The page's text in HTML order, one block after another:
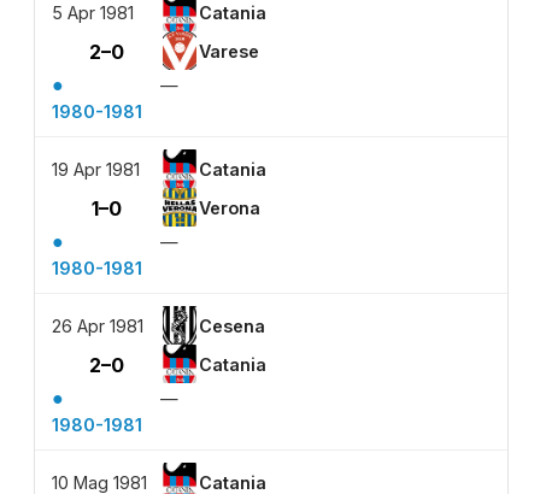
5 Apr 1981 Catania
2–0 Varese
●
—
1980-1981
19 Apr 1981 Catania
1–0 Verona
●
—
1980-1981
26 Apr 1981 Cesena
2–0 Catania
●
—
1980-1981
10 Mag 1981 Catania